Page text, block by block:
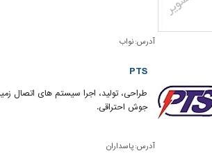
آدرس:نواب
PTS
جوش احتراقی.
آدرس:پاسداران